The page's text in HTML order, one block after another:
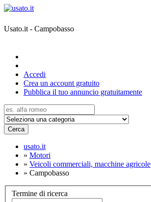
Usato.it - Campobasso
Accedi
Crea un account gratuito
Pubblica il tuo annuncio gratuitamente
Cerca
usato.it
» Motori
» Veicoli commerciali, macchine agricole
» Campobasso
Termine di ricerca